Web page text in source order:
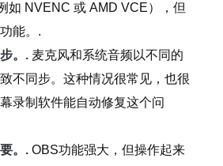
如 NVENC 或 AMD VCE），但
能。.
。. 麦克风和系统音频以不同的
不同步。这种情况很常见，也很
录制软件能自动修复这个问
。. OBS功能强大，但操作起来